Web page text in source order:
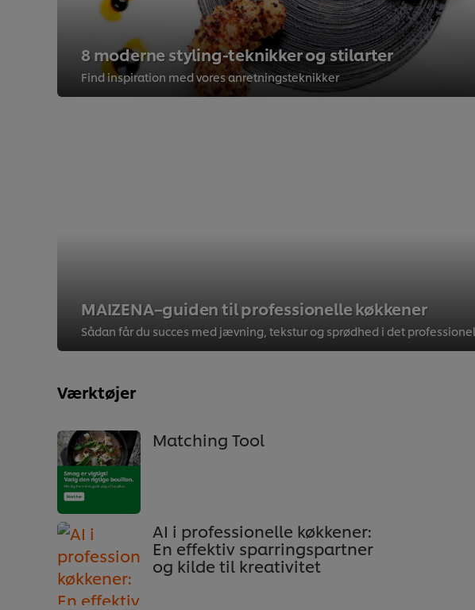
8 moderne styling-teknikker og stilarter
Find inspiration med vores anretningsteknikker
MAIZENA–guiden til professionelle køkkener
Værktøjer
Matching Tool
AI i professionelle køkkener:
En effektiv sparringspartner
og kilde til kreativitet